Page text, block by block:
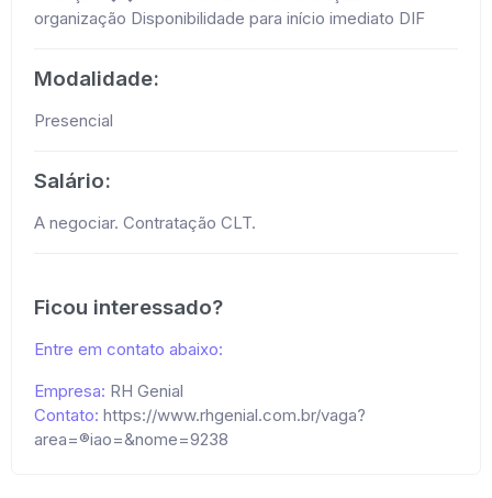
organização Disponibilidade para início imediato DIF
Modalidade:
Presencial
Salário:
A negociar. Contratação CLT.
Ficou interessado?
Entre em contato abaixo:
Empresa: RH Genial
Contato: https://www.rhgenial.com.br/vaga?
area=®iao=&nome=9238